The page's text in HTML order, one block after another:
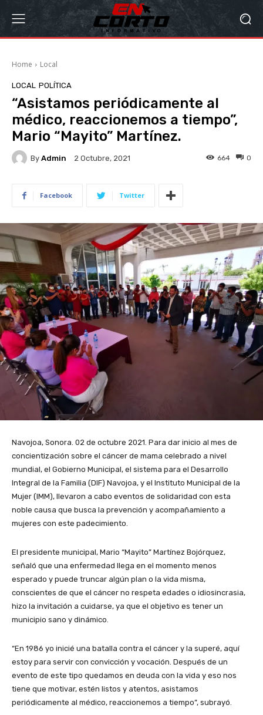
Home Local
LOCAL POLÍTICA
“Asistamos periódicamente al
médico, reaccionemos a tiempo”,
Mario “Mayito” Martínez.
By Admin 2 Octubre, 2021 0
664
Facebook Twitter
Navojoa, Sonora. 02 de octubre 2021. Para dar inicio al mes de
concientización sobre el cáncer de mama celebrado a nivel
mundial, el Gobierno Municipal, el sistema para el Desarrollo
Integral de la Familia (DIF) Navojoa, y el Instituto Municipal de la
Mujer (IMM), llevaron a cabo eventos de solidaridad con esta
noble causa que busca la prevención y acompañamiento a
mujeres con este padecimiento.
El presidente municipal, Mario “Mayito” Martínez Bojórquez,
señaló que una enfermedad llega en el momento menos
esperado y puede truncar algún plan o la vida misma,
conscientes de que el cáncer no respeta edades o idiosincrasia,
hizo la invitación a cuidarse, ya que el objetivo es tener un
municipio sano y dinámico.
“En 1986 yo inicié una batalla contra el cáncer y la superé, aquí
estoy para servir con convicción y vocación. Después de un
evento de este tipo quedamos en deuda con la vida y eso nos
tiene que motivar, estén listos y atentos, asistamos
periódicamente al médico, reaccionemos a tiempo”, subrayó.